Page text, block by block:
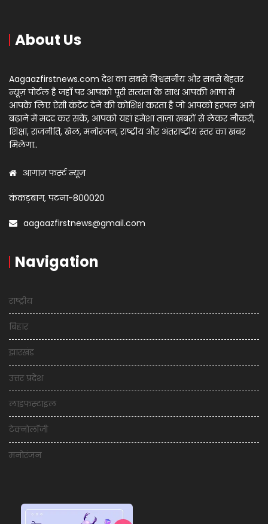
About Us
Aagaazfirstnews.com देश का सबसे विश्वसनीय और सबसे बेहतर
न्यूज़ पोर्टल है जहाँ पर आपको पूरी सत्यता के साथ आपकी भाषा में
आपके लिए ऐसी कंटेंट देने की कोशिश करता है जो आपको हरपल आगे
बढ़ाने में मदद कर सकें, आपको यहां हमेशा ताज़ा खबरों से लेकर नौकरी,
शिक्षा, राजनीति, खेल, मनोरंजन, राष्ट्रीय और अंतराष्ट्रीय स्तर का खबर
मिलेगा..
आगाज़ फर्स्ट न्यूज़
कंकड़बाग, पटना-800020
aagaazfirstnews@gmail.com
Navigation
राष्ट्रीय
बिहार
झारखंड
उत्तर प्रदेश
लाइफस्टाइल
टेक्नोलॉजी
मनोरंजन